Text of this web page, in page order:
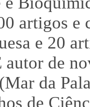
artigos
e 20
autor de
da
de